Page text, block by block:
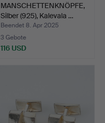
MANSCHETTENKNÖPFE,
Silber (925), Kalevala …
Beendet 8. Apr 2025
3 Gebote
116 USD